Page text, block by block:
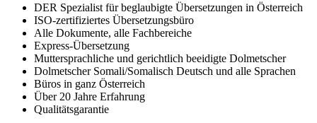
DER Spezialist für beglaubigte Übersetzungen in Österreich
ISO-zertifiziertes Übersetzungsbüro
Alle Dokumente, alle Fachbereiche
Express-Übersetzung
Muttersprachliche und gerichtlich beeidigte Dolmetscher
Dolmetscher Somali/Somalisch Deutsch und alle Sprachen
Büros in ganz Österreich
Über 20 Jahre Erfahrung
Qualitätsgarantie